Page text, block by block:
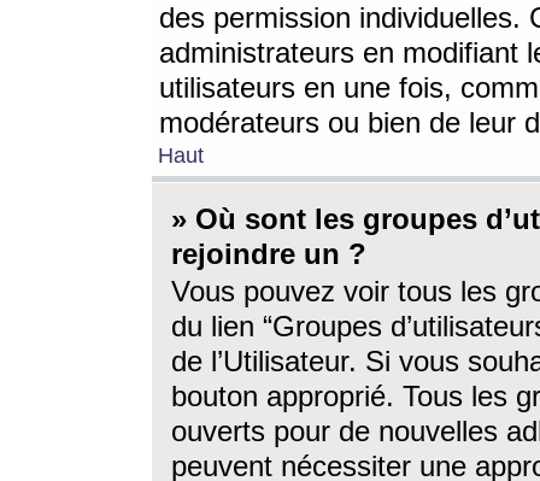
des permission individuelles.
administrateurs en modifiant
utilisateurs en une fois,
modérateurs ou bien de leur
Haut
» Où sont les groupes
rejoindre un ?
Vous pouvez voir tous les
du lien “Groupes
de l’Utilisateur. Si vous
bouton approprié. Tous les
ouverts pour de nouvelles
peuvent nécessiter une